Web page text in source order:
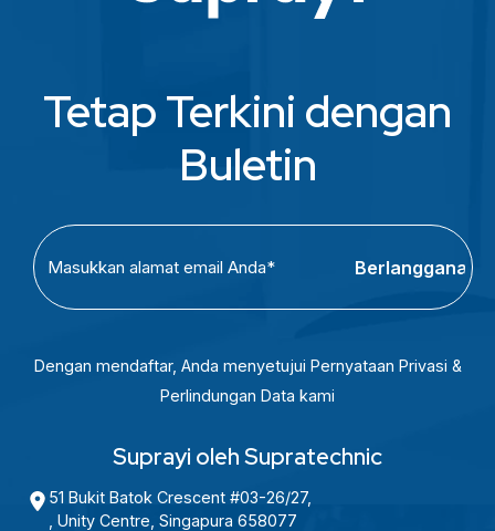
Tetap Terkini dengan
Buletin
A
C
H
m
l
(
e
u
Dengan mendaftar, Anda menyetujui Pernyataan Privasi &
Perlindungan Data kami
Suprayi oleh Supratechnic
51 Bukit Batok Crescent #03-26/27,
, Unity Centre, Singapura 658077